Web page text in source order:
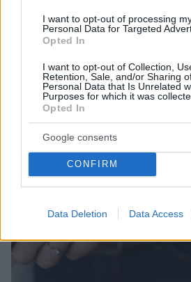
I want to opt-out of processing
Personal Data for Targeted
Opted In
I want to opt-out of Collection,
Retention, Sale, and/or Sharing
Personal Data that Is Unrelated
Purposes for which it was
Opted In
Google consents
CONFIRM
Data Deletion Data Access